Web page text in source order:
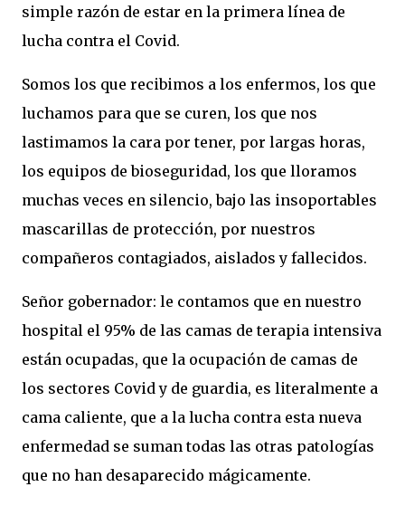
simple razón de estar en la primera línea de
lucha contra el Covid.
Somos los que recibimos a los enfermos, los que
luchamos para que se curen, los que nos
lastimamos la cara por tener, por largas horas,
los equipos de bioseguridad, los que lloramos
muchas veces en silencio, bajo las insoportables
mascarillas de protección, por nuestros
compañeros contagiados, aislados y fallecidos.
Señor gobernador: le contamos que en nuestro
hospital el 95% de las camas de terapia intensiva
están ocupadas, que la ocupación de camas de
los sectores Covid y de guardia, es literalmente a
cama caliente, que a la lucha contra esta nueva
enfermedad se suman todas las otras patologías
que no han desaparecido mágicamente.